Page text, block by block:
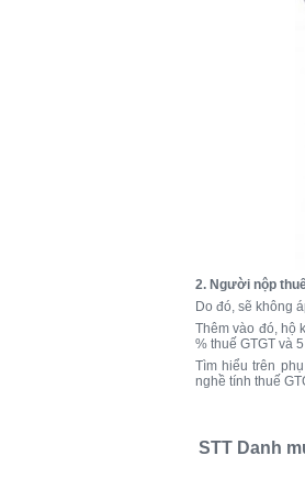
2. Người nộp
Do đó, sẽ không
Thêm vào đó, hộ
% thuế GTGT và
Tìm hiểu trên
nghề tính thuế
STT Danh